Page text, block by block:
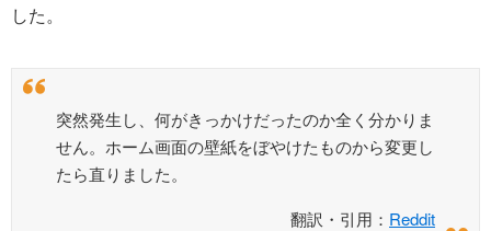
した。
突然発生し、何がきっかけだったのか全く分かりま
せん。ホーム画面の壁紙をぼやけたものから変更し
たら直りました。
翻訳・引用： Reddit